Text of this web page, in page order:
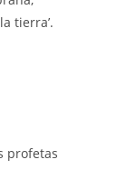
tierra’.
profetas